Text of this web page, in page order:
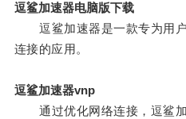
逗鲨加速器电脑版下载
逗鲨加速器是一款专为用户
连接的应用。
逗鲨加速器vnp
通过优化网络连接，逗鲨加